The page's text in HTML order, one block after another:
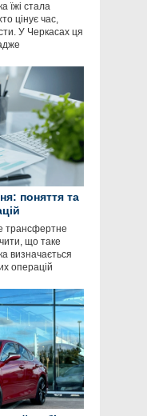
їжі стала
цінує час,
У Черкасах ця
поняття та
трансфертне
що таке
визначається
операцій